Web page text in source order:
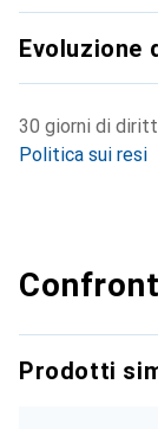
Evoluzione
30 giorni di
Politica sui resi
Prodotti